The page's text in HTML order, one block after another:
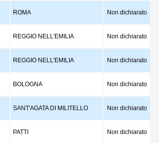
ROMA Non dichiarato
REGGIO NELL'EMILIA Non dichiarato
REGGIO NELL'EMILIA Non dichiarato
BOLOGNA Non dichiarato
SANT'AGATA DI MILITELLO Non dichiarato
PATTI Non dichiarato